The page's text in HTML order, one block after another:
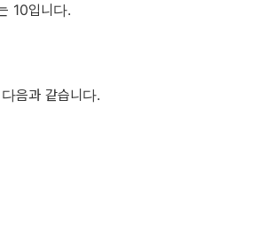
10입니다.
음과 같습니다.